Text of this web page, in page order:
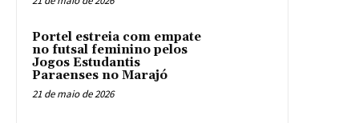
Portel estreia com empate
no futsal feminino pelos
Jogos Estudantis
Paraenses no Marajó
21 de maio de 2026